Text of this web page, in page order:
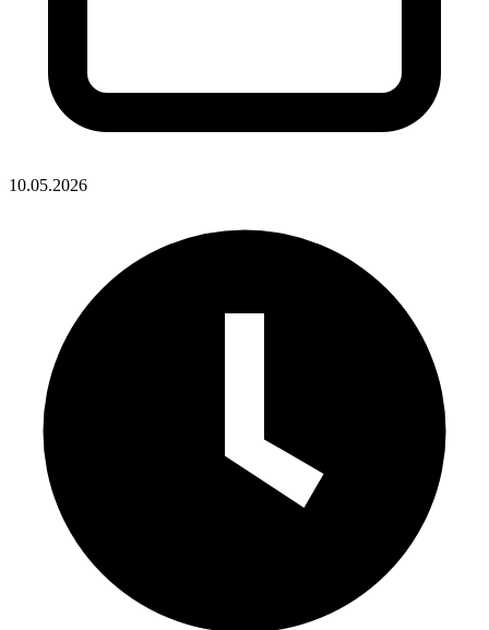
10.05.2026